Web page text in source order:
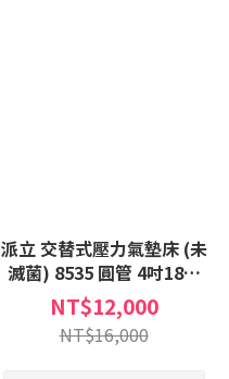
派立 交替式壓力氣墊床 (未
滅菌) 8535 圓管 4吋18管
氣墊床 補助B款 贈:床包
X1+中單X1
NT$12,000
NT$16,000